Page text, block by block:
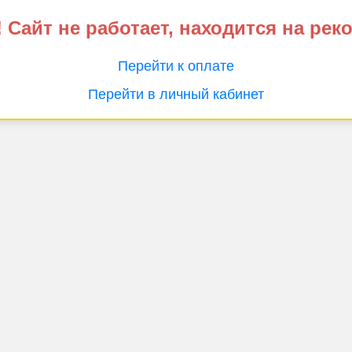
не работает, находится на
Перейти к оплате
Перейти в личный кабинет